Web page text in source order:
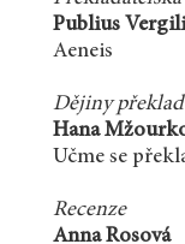
Publius
Aeneis
Dějiny
Hana
Učme se
Recenze
Anna Rosová